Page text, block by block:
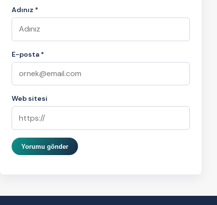
Adınız *
E-posta *
Web sitesi
Yorumu gönder